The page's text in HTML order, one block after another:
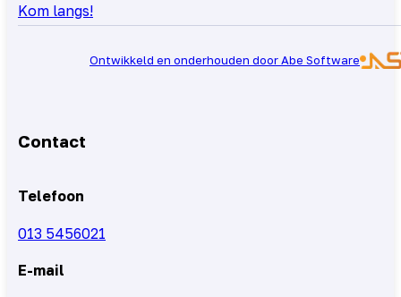
Kom langs!
Ontwikkeld en onderhouden door Abe Software
Contact
Telefoon
013 5456021
E-mail